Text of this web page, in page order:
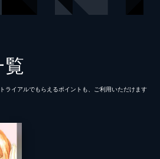
ライアルでもらえるポイントも、ご利⽤いただけます